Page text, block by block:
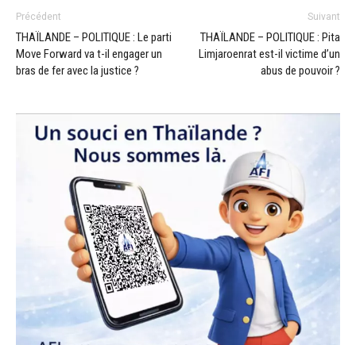
Précédent
THAÏLANDE – POLITIQUE : Le parti
Move Forward va t-il engager un
bras de fer avec la justice ?
Suivant
THAÏLANDE – POLITIQUE : Pita
Limjaroenrat est-il victime d’un
abus de pouvoir ?